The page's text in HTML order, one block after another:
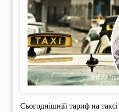
Сьогоднішній тариф на